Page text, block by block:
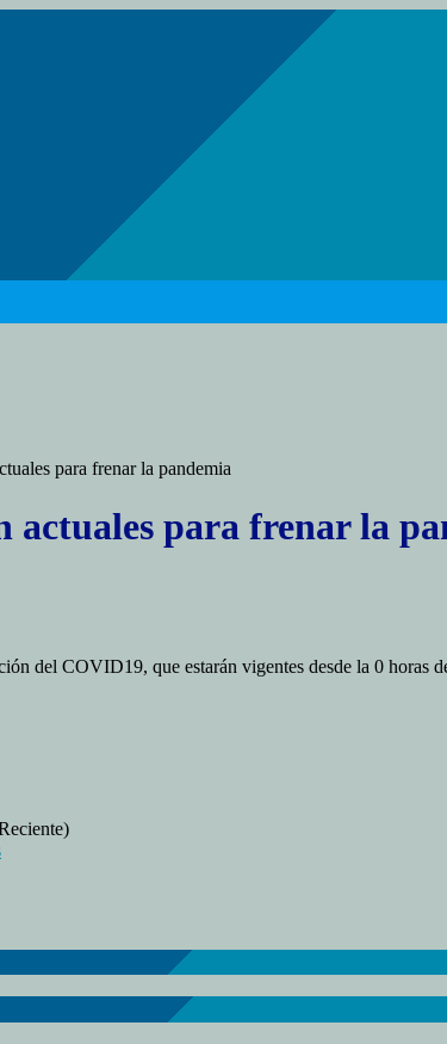
para frenar la pandemia
actuales para frenar la
del COVID19, que estarán vigentes desde la 0 horas